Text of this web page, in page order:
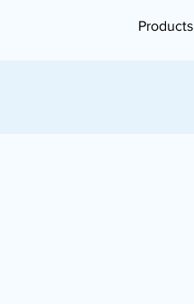
Products